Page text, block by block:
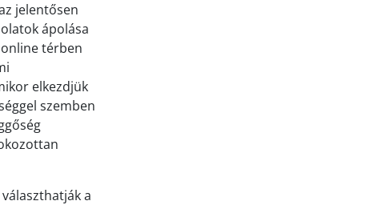
jelentősen
ápolása
térben
elkezdjük
szemben
a